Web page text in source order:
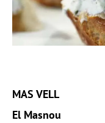
MAS VELL
El Masnou